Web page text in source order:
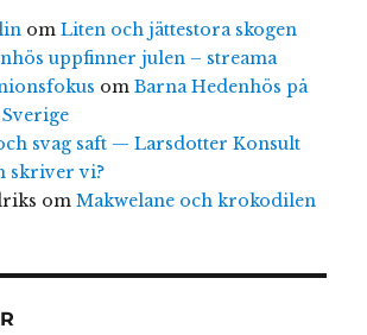
om Liten och jättestora skogen
uppfinner julen – streama
om Barna Hedenhös på
svag saft — Larsdotter Konsult
skriver vi?
om Makwelane och krokodilen